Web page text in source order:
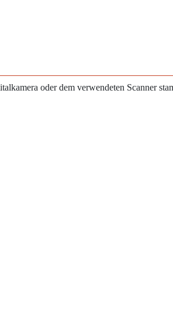
oder dem verwendeten Scanner